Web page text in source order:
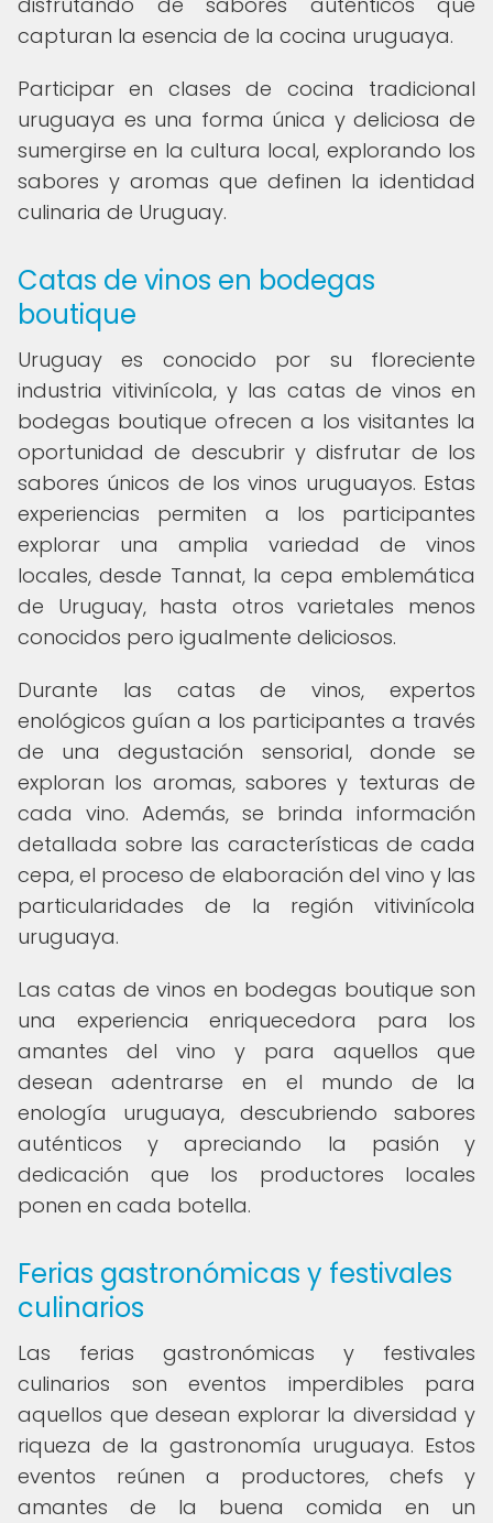
capturan la esencia de la cocina uruguaya.
Participar en clases de cocina tradicional
uruguaya es una forma única y deliciosa de
sumergirse en la cultura local, explorando los
sabores y aromas que definen la identidad
culinaria de Uruguay.
Catas de vinos en bodegas
boutique
Uruguay es conocido por su floreciente
industria vitivinícola, y las catas de vinos en
bodegas boutique ofrecen a los visitantes la
oportunidad de descubrir y disfrutar de los
sabores únicos de los vinos uruguayos. Estas
experiencias permiten a los participantes
explorar una amplia variedad de vinos
locales, desde Tannat, la cepa emblemática
de Uruguay, hasta otros varietales menos
conocidos pero igualmente deliciosos.
Durante las catas de vinos, expertos
enológicos guían a los participantes a través
de una degustación sensorial, donde se
exploran los aromas, sabores y texturas de
cada vino. Además, se brinda información
detallada sobre las características de cada
cepa, el proceso de elaboración del vino y las
particularidades de la región vitivinícola
uruguaya.
Las catas de vinos en bodegas boutique son
una experiencia enriquecedora para los
amantes del vino y para aquellos que
desean adentrarse en el mundo de la
enología uruguaya, descubriendo sabores
auténticos y apreciando la pasión y
dedicación que los productores locales
ponen en cada botella.
Ferias gastronómicas y festivales
culinarios
Las ferias gastronómicas y festivales
culinarios son eventos imperdibles para
aquellos que desean explorar la diversidad y
riqueza de la gastronomía uruguaya. Estos
eventos reúnen a productores, chefs y
amantes de la buena comida en un